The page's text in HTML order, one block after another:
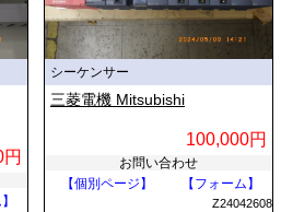
シーケンサー
三菱電機 Mitsubishi
100,000円
お問い合わせ
【個別ページ】
【フォーム】
Z24042608